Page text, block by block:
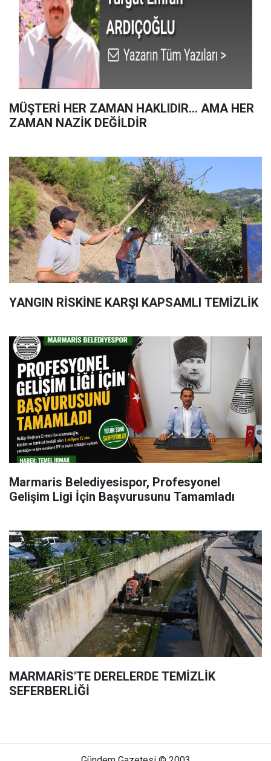
MÜŞTERİ HER ZAMAN HAKLIDIR… AMA HER
ZAMAN NAZİK DEĞİLDİR
YANGIN RİSKİNE KARŞI KAPSAMLI TEMİZLİK
Marmaris Belediyesispor, Profesyonel
Gelişim Ligi İçin Başvurusunu Tamamladı
MARMARİS'TE DERELERDE TEMİZLİK
SEFERBERLİĞİ